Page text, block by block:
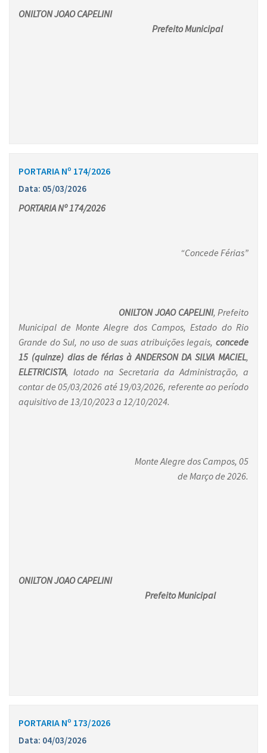
ONILTON JOAO CAPELINI
Prefeito Municipal
PORTARIA Nº 174/2026
Data: 05/03/2026
PORTARIA Nº 174/2026
“Concede Férias”
ONILTON JOAO CAPELINI, Prefeito
Municipal de Monte Alegre dos Campos, Estado do Rio
Grande do Sul, no uso de suas atribuições legais, concede
15 (quinze) dias de férias à ANDERSON DA SILVA MACIEL,
ELETRICISTA, lotado na Secretaria da Administração, a
contar de 05/03/2026 até 19/03/2026, referente ao período
aquisitivo de 13/10/2023 a 12/10/2024.
Monte Alegre dos Campos, 05
de Março de 2026.
ONILTON JOAO CAPELINI
Prefeito Municipal
PORTARIA Nº 173/2026
Data: 04/03/2026